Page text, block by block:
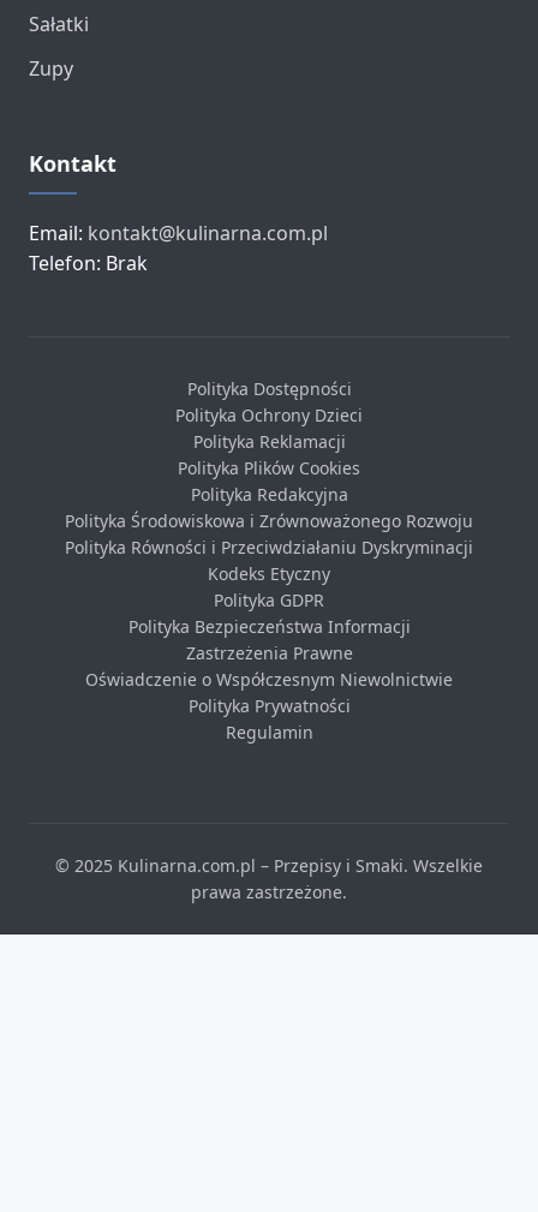
Sałatki
Zupy
Kontakt
Email: kontakt@kulinarna.com.pl
Telefon: Brak
Polityka Dostępności
Polityka Ochrony Dzieci
Polityka Reklamacji
Polityka Plików Cookies
Polityka Redakcyjna
Polityka Środowiskowa i Zrównoważonego Rozwoju
Polityka Równości i Przeciwdziałaniu Dyskryminacji
Kodeks Etyczny
Polityka GDPR
Polityka Bezpieczeństwa Informacji
Zastrzeżenia Prawne
Oświadczenie o Współczesnym Niewolnictwie
Polityka Prywatności
Regulamin
© 2025 Kulinarna.com.pl – Przepisy i Smaki. Wszelkie
prawa zastrzeżone.